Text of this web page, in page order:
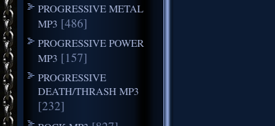
PROGRESSIVE METAL
MP3 [486]
PROGRESSIVE POWER
MP3 [157]
PROGRESSIVE
DEATH/THRASH MP3
[232]